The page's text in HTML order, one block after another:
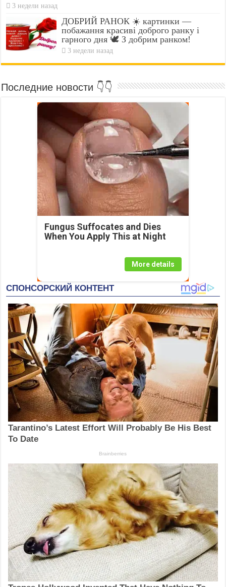
3 недели назад
ДОБРИЙ РАНОК ☀️ картинки —
побажання красиві доброго ранку і
гарного дня 🕊️ З добрим ранком!
3 недели назад
Последние новости 👇👇
Fungus Suffocates and Dies
When You Apply This at Night
More details